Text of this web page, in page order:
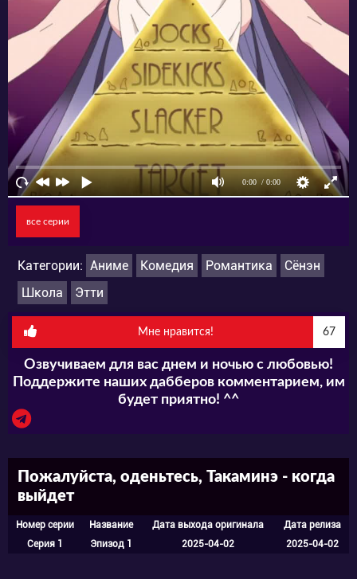
все серии
Категории: Аниме Комедия Романтика
Сёнэн
Школа
Этти
Мне нравится! 67
Озвучиваем для вас днем и ночью с любовью!
Поддержите наших дабберов комментарием, им
будет приятно! ^^
Пожалуйста, оденьтесь, Такаминэ - когда
выйдет
Номер серии Название Дата выхода оригинала
Дата релиза
Серия 1
Эпизод 1 2025-04-02 2025-04-02